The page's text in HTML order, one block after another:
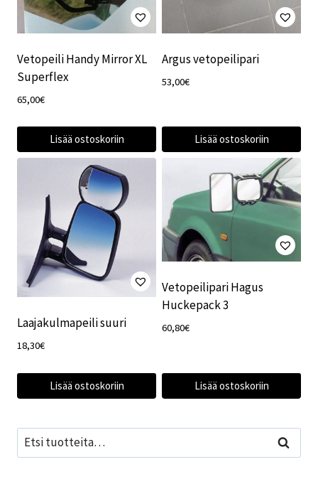
Vetopeili Handy Mirror XL
Superflex
65,00€
Lisää ostoskoriin
Argus vetopeilipari
53,00€
Lisää ostoskoriin
Laajakulmapeili suuri
18,30€
Lisää ostoskoriin
Vetopeilipari Hagus
Huckepack 3
60,80€
Lisää ostoskoriin
Etsi: Haku